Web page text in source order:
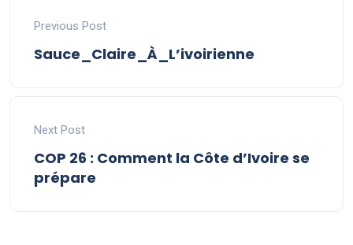
Previous Post
Sauce_Claire_À_L’ivoirienne
Next Post
COP 26 : Comment la Côte d’Ivoire se
prépare